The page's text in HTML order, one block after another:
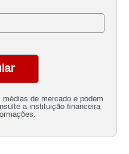
de mercado e podem
a instituição financeira